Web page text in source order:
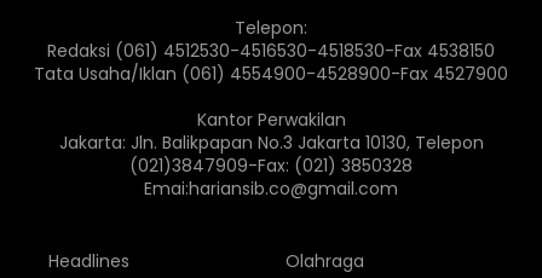
Telepon:
Redaksi (061) 4512530-4516530-4518530-Fax 4538150
Tata Usaha/Iklan (061) 4554900-4528900-Fax 4527900
Kantor Perwakilan
Jakarta: Jln. Balikpapan No.3 Jakarta 10130, Telepon
(021)3847909-Fax: (021) 3850328
Emai:hariansib.co@gmail.com
Headlines
Olahraga